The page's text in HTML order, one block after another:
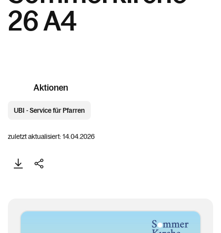
26 A4
Aktionen
UBI - Service für Pfarren
zuletzt aktualisiert: 14.04.2026